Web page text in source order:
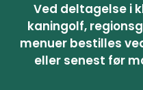
Ved deltagelse i
kaningolf,
menuer bestilles
eller senest før